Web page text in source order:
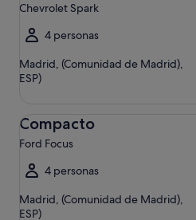
Chevrolet Spark
4 personas
Madrid, (Comunidad de Madrid),
ESP)
Compacto
Ford Focus
4 personas
Madrid, (Comunidad de Madrid),
ESP)